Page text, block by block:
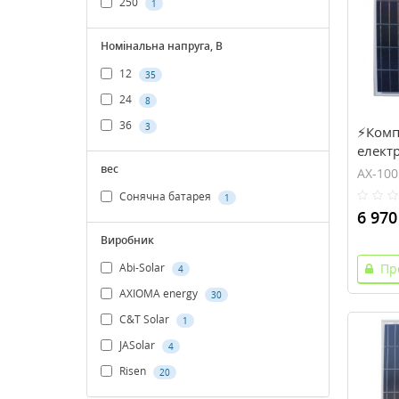
1
Номінальна напруга, В
12
35
24 8
36 3
вес
Сонячна батарея
1
Виробник
Abi-Solar
4
AXIOMA energy 30
C&T Solar 1
JASolar 4
Risen 20
Вт, 12
AX-
6 970